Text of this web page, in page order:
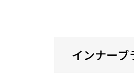
インナーブ